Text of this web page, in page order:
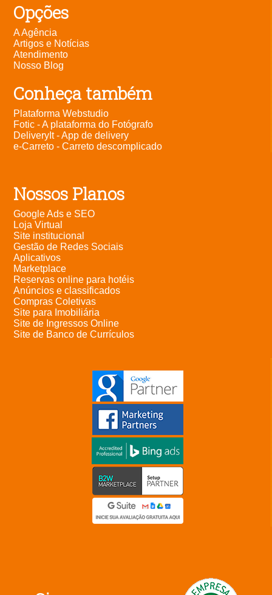
Opções
A Agência
Artigos e Notícias
Atendimento
Nosso Blog
Conheça também
Plataforma Webstudio
Fotic - A plataforma do Fotógrafo
DeliveryIt - App de delivery
e-Carreto - Carreto descomplicado
Nossos Planos
Google Ads e SEO
Loja Virtual
Site institucional
Gestão de Redes Sociais
Aplicativos
Marketplace
Reservas online para hotéis
Anúncios e classificados
Compras Coletivas
Site para Imobiliária
Site de Ingressos Online
Site de Banco de Currículos